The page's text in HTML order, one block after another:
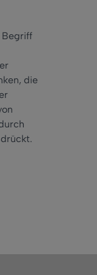
Begriff
die